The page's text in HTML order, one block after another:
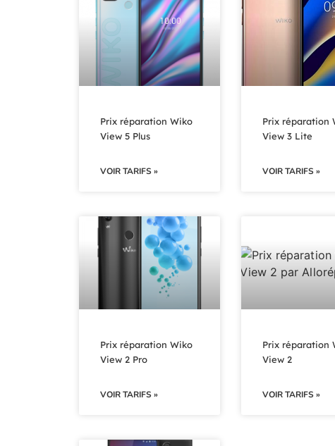
Prix réparation Wiko
View 5 Plus
VOIR TARIFS »
Prix réparation
View 3 Lite
VOIR TARIFS »
Prix réparation Wiko
View 2 Pro
VOIR TARIFS »
Prix réparation
View 2
VOIR TARIFS »